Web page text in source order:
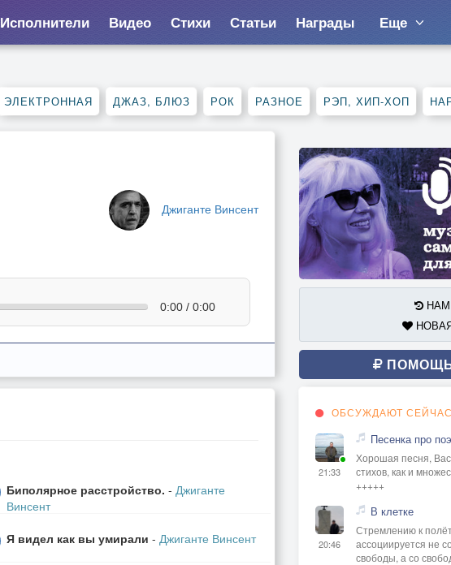
Исполнители Видео Стихи Статьи Награды Еще
ЭЛЕКТРОННАЯ ДЖАЗ, БЛЮЗ РОК РАЗНОЕ РЭП, ХИП-ХОП
Джиганте Винсент
0:00 / 0:00
Биполярное расстройство. - Джиганте
Винсент
Я видел как вы умирали - Джиганте Винсент
НАМ
ОБСУЖДАЮТ СЕЙЧАС
21:33
Песенка про
Хорошая песня,
стихов, как и
+++++
20:46
В клетке
Стремлению к
ассоциируется не
свободы, а со